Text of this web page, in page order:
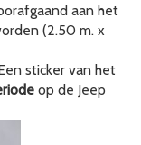
aan het
(2.50 m. x
sticker van het
op de Jeep